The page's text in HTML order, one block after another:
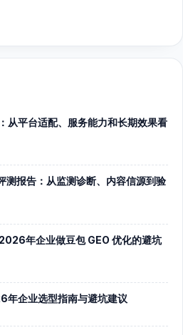
从平台适配、服务能力和长期效果看
报告：从监测诊断、内容信源到验
年企业做豆包 GEO 优化的避坑
年企业选型指南与避坑建议